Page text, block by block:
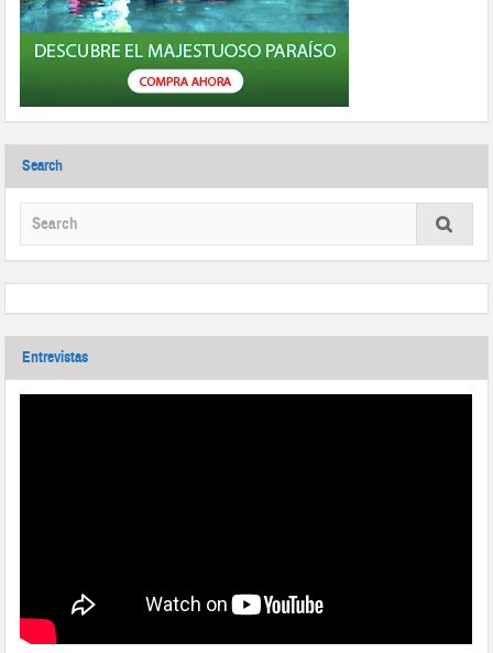
Search
Entrevistas